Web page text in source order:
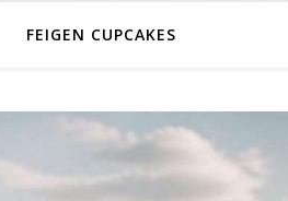
FEIGEN CUPCAKES